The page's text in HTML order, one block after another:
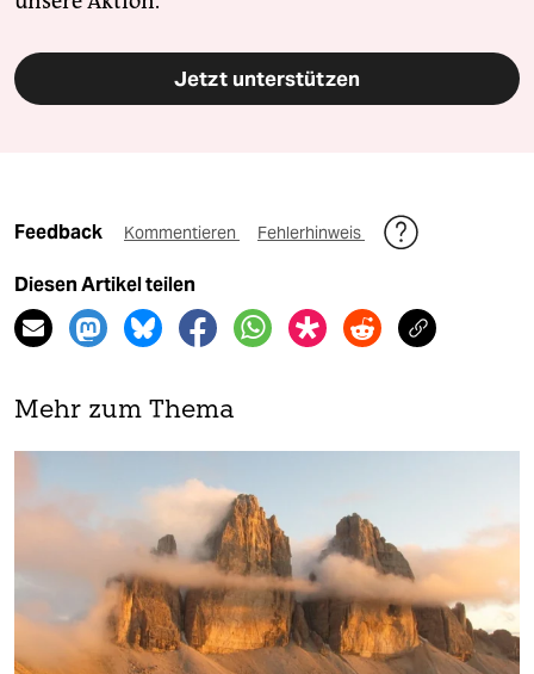
Jetzt unterstützen
Feedback Kommentieren Fehlerhinweis
Diesen Artikel teilen
Mehr zum Thema